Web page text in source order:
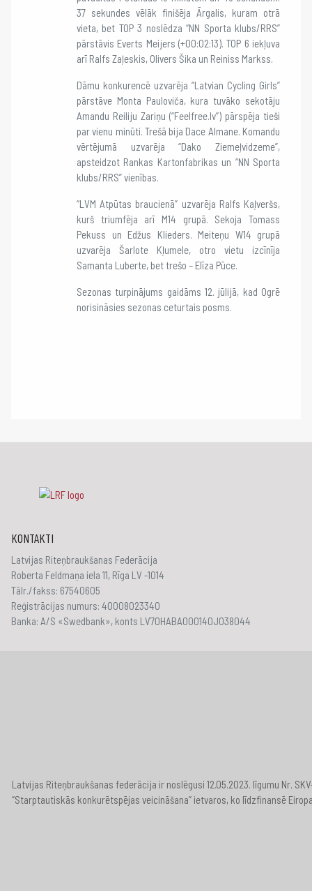
37 sekundes vēlāk finišēja Ārgalis, kuram otrā
vieta, bet TOP 3 noslēdza “NN Sporta klubs/RRS”
pārstāvis Everts Meijers (+00:02:13). TOP 6 iekļuva
arī Ralfs Zaļeskis, Olivers Šika un Reiniss Markss.
Dāmu konkurencē uzvarēja “Latvian Cycling Girls”
pārstāve Monta Pauloviča, kura tuvāko sekotāju
Amandu Reiliju Zariņu (“Feelfree.lv”) pārspēja tieši
par vienu minūti. Trešā bija Dace Almane. Komandu
vērtējumā uzvarēja “Dako Ziemeļvidzeme”,
apsteidzot Rankas Kartonfabrikas un “NN Sporta
klubs/RRS” vienības.
“LVM Atpūtas braucienā” uzvarēja Ralfs Kaļveršs,
kurš triumfēja arī M14 grupā. Sekoja Tomass
Pekuss un Edžus Klieders. Meiteņu W14 grupā
uzvarēja Šarlote Kļumele, otro vietu izcīnīja
Samanta Luberte, bet trešo – Elīza Pūce.
Sezonas turpinājums gaidāms 12. jūlijā, kad Ogrē
norisināsies sezonas ceturtais posms.
KONTAKTI
Latvijas Riteņbraukšanas Federācija
Roberta Feldmaņa iela 11, Rīga LV -1014
Tālr./fakss: 67540605
Reģistrācijas numurs: 40008023340
Banka: A/S «Swedbank», konts LV70HABA000140J038044
Latvijas Riteņbraukšanas federācija ir noslēgusi 12.05.2023. līgumu Nr.
“Starptautiskās konkurētspējas veicināšana” ietvaros, ko līdzfinansē